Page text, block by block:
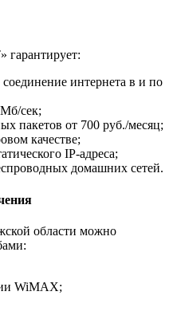
гарантирует:
интернета в и по
сек;
пакетов от 700 руб./месяц;
качестве;
IP-адреса;
домашних сетей.
области можно
WiMAX;